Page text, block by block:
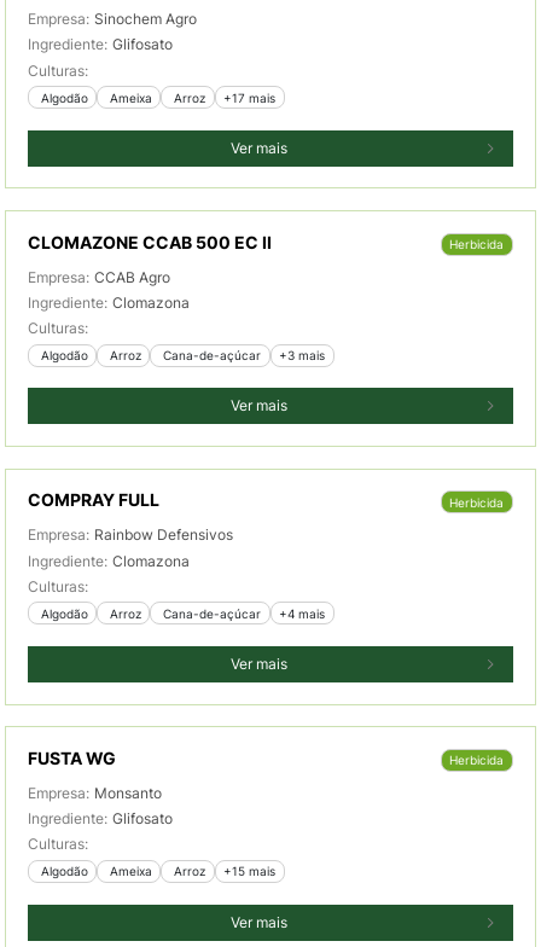
Empresa: Sinochem Agro
Ingrediente: Glifosato
Culturas:
Algodão Ameixa Arroz +17 mais
Ver mais
CLOMAZONE CCAB 500 EC II Herbicida
Empresa: CCAB Agro
Ingrediente: Clomazona
Culturas:
Algodão Arroz Cana-de-açúcar +3 mais
Ver mais
COMPRAY FULL Herbicida
Empresa: Rainbow Defensivos
Ingrediente: Clomazona
Culturas:
Algodão Arroz Cana-de-açúcar +4 mais
Ver mais
FUSTA WG Herbicida
Empresa: Monsanto
Ingrediente: Glifosato
Culturas:
Algodão Ameixa Arroz +15 mais
Ver mais